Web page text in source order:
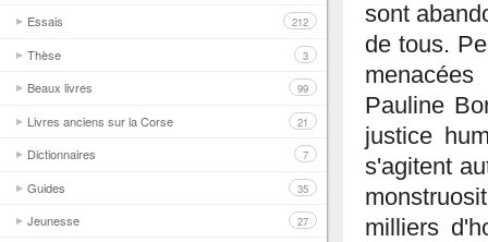
Essais 212
Thèse 3
Beaux livres 99
Livres anciens sur la Corse 21
Dictionnaires 7
Guides 35
Jeunesse 27
sont
de tous.
Pauline
justice
s'agitent
milliers